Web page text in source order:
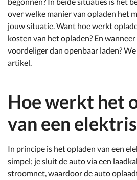
over welke manier van opladen het
jouw situatie. Want hoe werkt
kosten van het opladen? En
voordeliger dan openbaar laden?
artikel.
Hoe werkt het
van een
In principe is het opladen van een
simpel; je sluit de auto via een
stroomnet, waardoor de auto